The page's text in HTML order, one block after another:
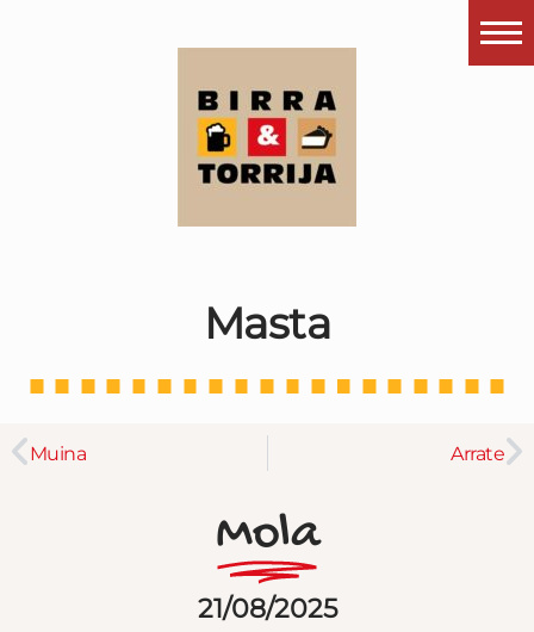
¿Esto que es pués?
Últimas visitas
Todos los garitos
Por el mundo
Contactar
Masta
Muina Arrate
Mola
21/08/2025